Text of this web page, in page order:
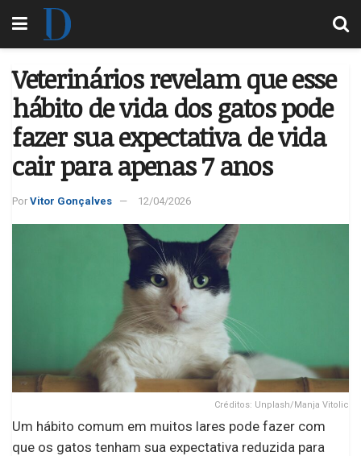
Veterinários revelam que esse
hábito de vida dos gatos pode
fazer sua expectativa de vida
cair para apenas 7 anos
Por Vitor Gonçalves 12/04/2026
Créditos: Unplash/Manja Vitolic
Um hábito comum em muitos lares pode fazer com
que os gatos tenham sua expectativa reduzida para